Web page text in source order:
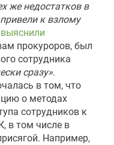
же недостатков в
к взлому
прокуроров, был
сотрудника
сразу».
в том, что
о методах
сотрудников к
в том числе в
Например,